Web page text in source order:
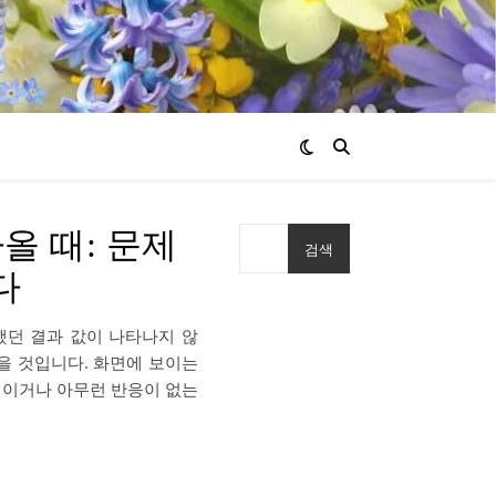
때: 문제
던 결과 값이 나타나지 않
것입니다. 화면에 보이는
거나 아무런 반응이 없는
검색